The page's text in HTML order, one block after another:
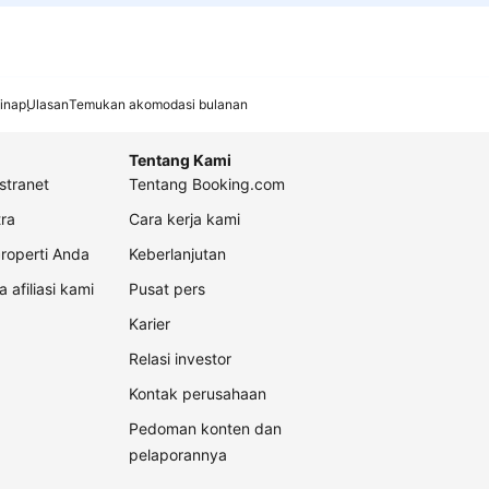
UlasanTemukan akomodasi bulanan
Anda
afiliasi kami
Tentang Kami
Tentang Booking.com
Cara kerja kami
Keberlanjutan
Pusat pers
Karier
Relasi investor
Kontak perusahaan
Pedoman konten dan
pelaporannya